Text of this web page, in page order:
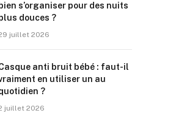
bien s’organiser pour des nuits
douces ?
juillet 2026
anti bruit bébé : faut-il
en utiliser un au
?
juillet 2026